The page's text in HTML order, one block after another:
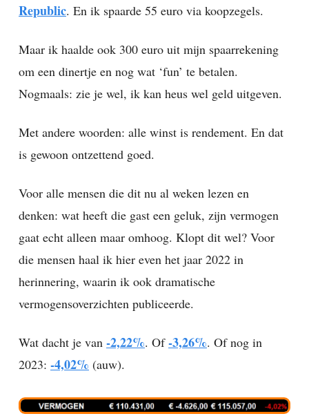
Republic. En ik spaarde 55 euro via koopzegels.
Maar ik haalde ook 300 euro uit mijn spaarrekening
om een dinertje en nog wat ‘fun’ te betalen.
Nogmaals: zie je wel, ik kan heus wel geld uitgeven.
Met andere woorden: alle winst is rendement. En dat
is gewoon ontzettend goed.
Voor alle mensen die dit nu al weken lezen en
denken: wat heeft die gast een geluk, zijn vermogen
gaat echt alleen maar omhoog. Klopt dit wel? Voor
die mensen haal ik hier even het jaar 2022 in
herinnering, waarin ik ook dramatische
vermogensoverzichten publiceerde.
Wat dacht je van -2,22%. Of-3,26%. Of nog in
2023: -4,02% (auw).